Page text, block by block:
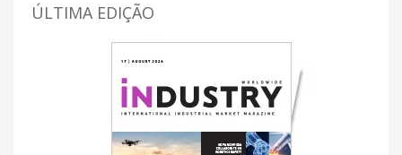
ÚLTIMA EDIÇÃO